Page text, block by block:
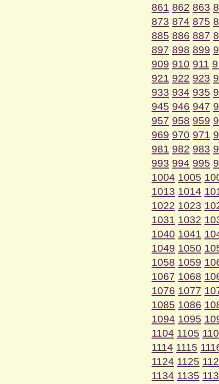
861 862 863
873 874 875
885 886 887
897 898 899
909 910 911
921 922 923
933 934 935
945 946 947
957 958 959
969 970 971
981 982 983
993 994 995
1004 1005
1013 1014
1022 1023
1031 1032
1040 1041
1049 1050
1058 1059
1067 1068
1076 1077
1085 1086
1094 1095
1104 1105
1114 1115
1124 1125
1134 1135